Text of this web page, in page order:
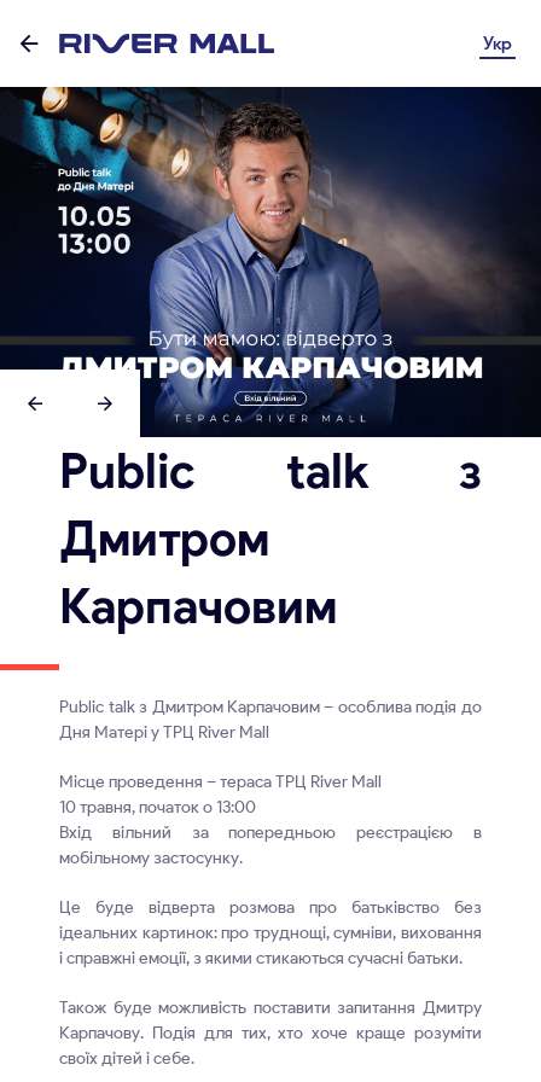
Укр
Public talk з
Дмитром
Карпачовим
Public talk з Дмитром Карпачовим – особлива подія до
Дня Матері у ТРЦ River Mall
Місце проведення – тераса ТРЦ River Mall
10 травня, початок о 13:00
Вхід вільний за попередньою реєстрацією в
мобільному застосунку.
Це буде відверта розмова про батьківство без
ідеальних картинок: про труднощі, сумніви, виховання
і справжні емоції, з якими стикаються сучасні батьки.
Також буде можливість поставити запитання Дмитру
Карпачову. Подія для тих, хто хоче краще розуміти
своїх дітей і себе.